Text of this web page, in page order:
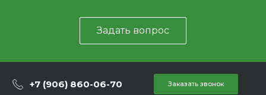
Задать вопрос
+7 (906) 860-06-70 Заказать звонок